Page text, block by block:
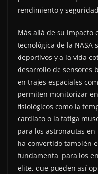
rendimiento y
Más allá de su impacto
tecnológica de la NASA
deportivos y a la vida
desarrollo de sensores
en trajes espaciales
permiten monitorizar
fisiológicos como la
cardíaco o la fatiga
para los astronautas
ha convertido también
fundamental para los
élite, que pueden así